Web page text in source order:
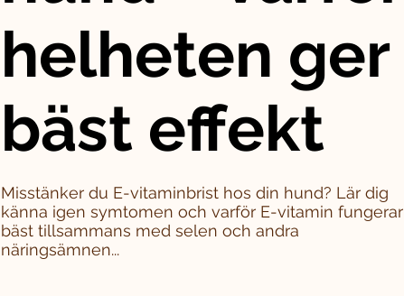
helheten ger
bäst effekt
Misstänker du E-vitaminbrist hos din hund? Lär dig
känna igen symtomen och varför E-vitamin fungerar
bäst tillsammans med selen och andra
näringsämnen...